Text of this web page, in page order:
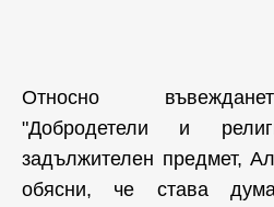
Относно
"Добродетели и
задължителен предмет,
обясни, че става